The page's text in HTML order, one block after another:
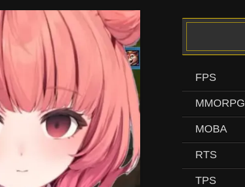
FPS
MMORPG
MOBA
RTS
TPS